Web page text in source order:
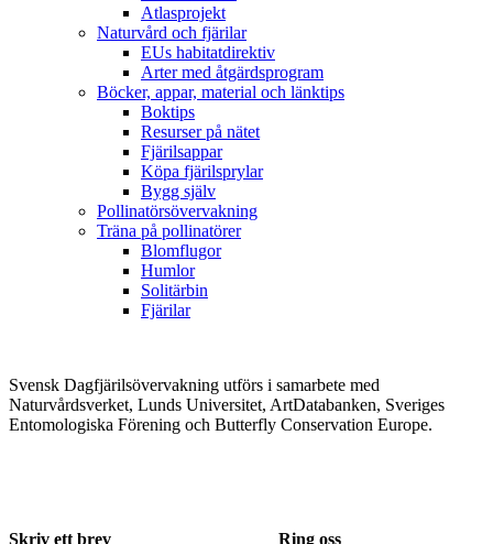
Atlasprojekt
Naturvård och fjärilar
EUs habitatdirektiv
Arter med åtgärdsprogram
Böcker, appar, material och länktips
Boktips
Resurser på nätet
Fjärilsappar
Köpa fjärilsprylar
Bygg själv
Pollinatörsövervakning
Träna på pollinatörer
Blomflugor
Humlor
Solitärbin
Fjärilar
Svensk Dagfjärilsövervakning utförs i samarbete med
Naturvårdsverket, Lunds Universitet, ArtDatabanken, Sveriges
Entomologiska Förening och Butterfly Conservation Europe.
Skriv ett brev Ring oss